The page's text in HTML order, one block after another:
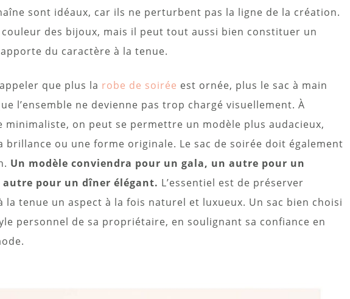
sont idéaux, car ils ne perturbent pas la ligne de la création.
des bijoux, mais il peut tout aussi bien constituer un
du caractère à la tenue.
que plus la robe de soirée est ornée, plus le sac à main
l’ensemble ne devienne pas trop chargé visuellement. À
minimaliste, on peut se permettre un modèle plus audacieux,
brillance ou une forme originale. Le sac de soirée doit également
Un modèle conviendra pour un gala, un autre pour un
pour un dîner élégant. L’essentiel est de préserver
la tenue un aspect à la fois naturel et luxueux. Un sac bien choisi
personnel de sa propriétaire, en soulignant sa confiance en